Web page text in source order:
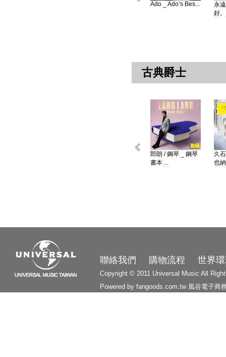
Ado _ Ado’s Bes...
永
好
古典爵士
郎朗 / 鋼琴 _ 鋼琴
書本 ...
久
也
聯絡我們 購物流程 世界
Copyright © 2011 Universal Music All
Powered by fangoods.com.tw 風谷電子商